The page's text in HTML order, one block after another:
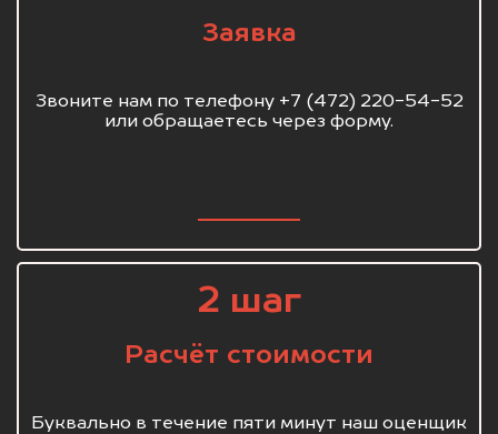
Заявка
Звоните нам по телефону +7 (472) 220-54-52
или обращаетесь через форму.
2 шаг
Расчёт стоимости
Буквально в течение пяти минут наш оценщик